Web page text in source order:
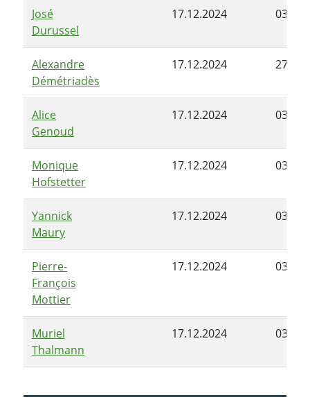
José
Durussel
17.12.2024
Alexandre
Démétriadès
17.12.2024
Alice
Genoud
17.12.2024
Monique
Hofstetter
17.12.2024
Yannick
Maury
17.12.2024
Pierre-
François
Mottier
17.12.2024
Muriel
Thalmann
17.12.2024